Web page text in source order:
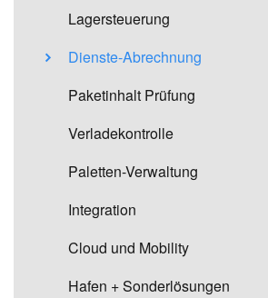
Lagersteuerung
Dienste-Abrechnung
Paketinhalt Prüfung
Verladekontrolle
Paletten-Verwaltung
Integration
Cloud und Mobility
Hafen + Sonderlösungen